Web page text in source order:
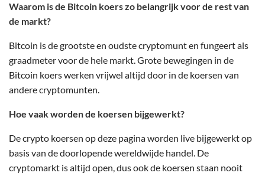
Waarom is de Bitcoin koers zo belangrijk voor de rest van
de markt?
Bitcoin is de grootste en oudste cryptomunt en fungeert als
graadmeter voor de hele markt. Grote bewegingen in de
Bitcoin koers werken vrijwel altijd door in de koersen van
andere cryptomunten.
Hoe vaak worden de koersen bijgewerkt?
De crypto koersen op deze pagina worden live bijgewerkt op
basis van de doorlopende wereldwijde handel. De
cryptomarkt is altijd open, dus ook de koersen staan nooit